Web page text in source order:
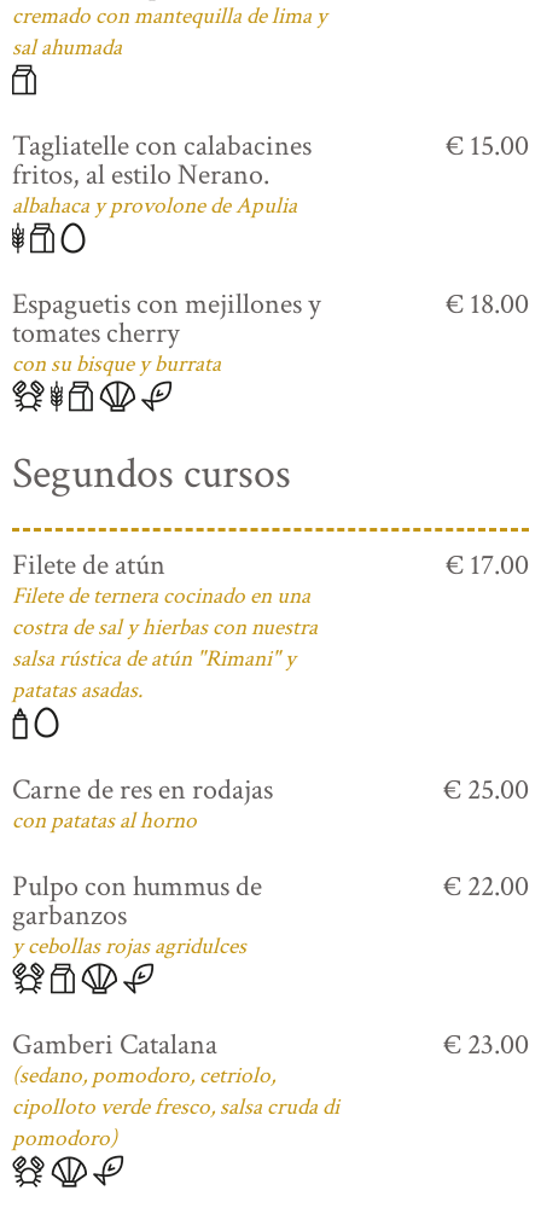
cremado con mantequilla de lima y
sal ahumada
Tagliatelle con calabacines
fritos, al estilo Nerano.
albahaca y provolone de Apulia
€ 15.00
Espaguetis con mejillones y
tomates cherry
con su bisque y burrata
€ 18.00
Segundos cursos
Filete de atún
Filete de ternera cocinado en una
costra de sal y hierbas con nuestra
salsa rústica de atún "Rimani" y
patatas asadas.
€ 17.00
Carne de res en rodajas
con patatas al horno
€ 25.00
Pulpo con hummus de
garbanzos
y cebollas rojas agridulces
€ 22.00
Gamberi Catalana
(sedano, pomodoro, cetriolo,
cipolloto verde fresco, salsa cruda di
pomodoro)
€ 23.00